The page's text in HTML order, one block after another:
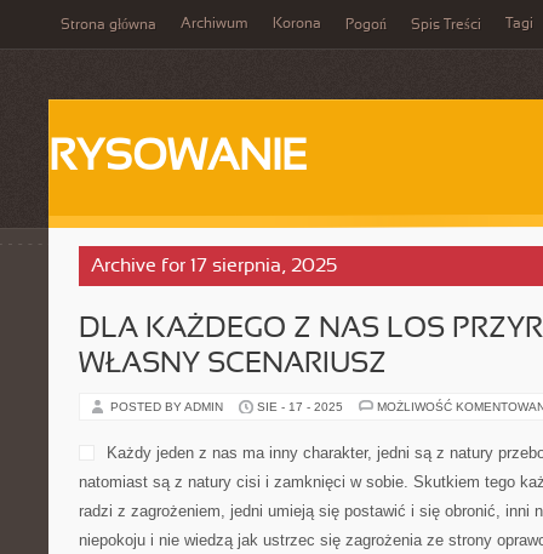
Strona główna Archiwum Korona Pogoń Spis Treści Tagi
RYSOWANIE
Archive for 17 sierpnia, 2025
DLA KAŻDEGO Z NAS LOS
WŁASNY SCENARIUSZ
POSTED BY ADMIN SIE - 17 - 2025 MOŻLIWOŚĆ
Każdy jeden z nas ma
przebojowi i energiczni,
zamknięci w sobie.
inaczej sobie radzi z